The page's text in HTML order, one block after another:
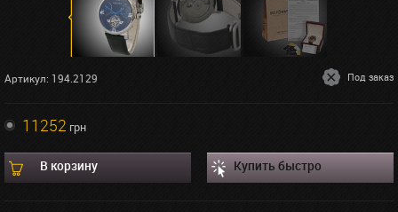
Артикул: 194.2129 Под заказ
11252 грн
В корзину Купить быстро